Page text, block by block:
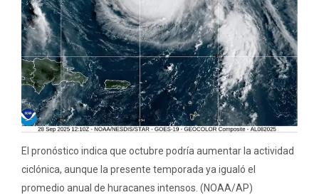
El pronóstico indica que octubre podría aumentar la actividad
ciclónica, aunque la presente temporada ya igualó el
promedio anual de huracanes intensos. (NOAA/AP)